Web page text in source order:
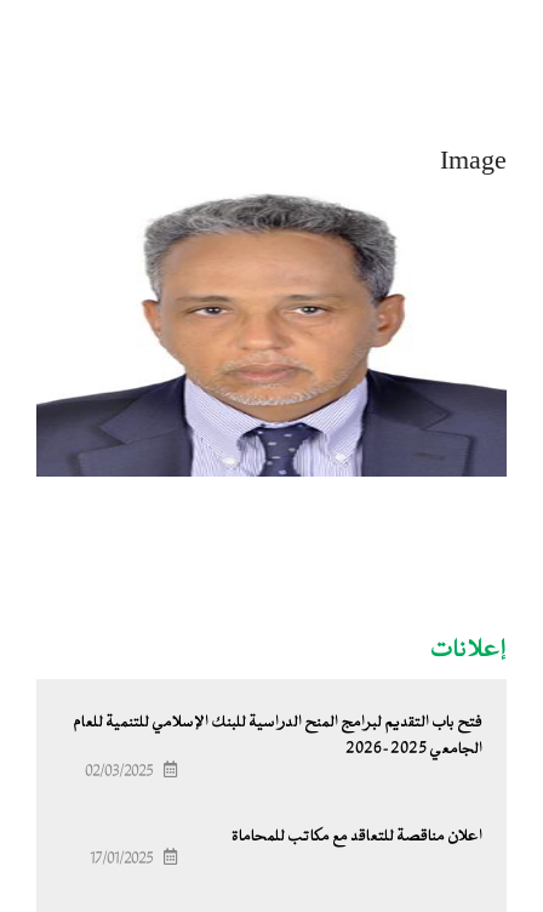
Image
إعلانات
فتح باب التقديم لبرامج المنح الدراسية للبنك الإسلامي للتنمية للعام
الجامعي 2025-2026
02/03/2025
اعلان مناقصة للتعاقد مع مكاتب للمحاماة
17/01/2025